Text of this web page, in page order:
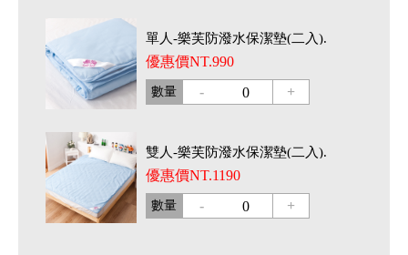
單人-樂芙防潑水保潔墊(二入).
優惠價NT.990
數量 - 0 +
雙人-樂芙防潑水保潔墊(二入).
優惠價NT.1190
數量 - 0 +